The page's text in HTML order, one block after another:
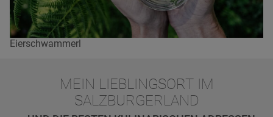
Eierschwammerl
MEIN LIEBLINGSORT IM
SALZBURGERLAND